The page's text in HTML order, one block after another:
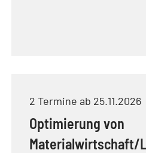
2 Termine ab 25.11.2026
Optimierung von
Materialwirtschaft/